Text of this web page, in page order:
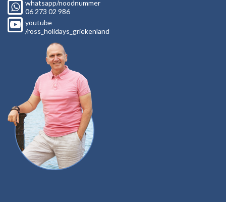
whatsapp/noodnummer
06 273 02 986
youtube
/ross_holidays_griekenland